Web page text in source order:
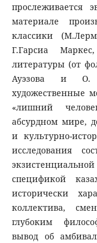
прослеживается
материале
классики
Г.Гарсиа
литературы (от
Ауэзова и О.
художественные
«лишний
абсурдном мире,
и культурно-
исследования
спецификой
исторически
коллектива,
глубоким
вывод об